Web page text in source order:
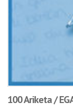
100 Ariketa /